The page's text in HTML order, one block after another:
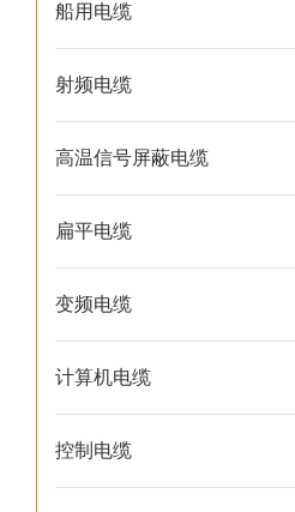
船用电缆
射频电缆
高温信号屏蔽电缆
扁平电缆
变频电缆
计算机电缆
控制电缆